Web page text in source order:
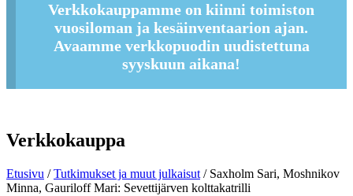
Verkkokauppamme on kiinni toimiston
vuosiloman ja kesäinventaarion ajan.
Avaamme verkkopuodin uudistettuna
syyskuun aikana!
Verkkokauppa
Etusivu /Tutkimukset ja muut julkaisut / Saxholm Sari, Moshnikov
Minna, Gauriloff Mari: Sevettijärven kolttakatrilli